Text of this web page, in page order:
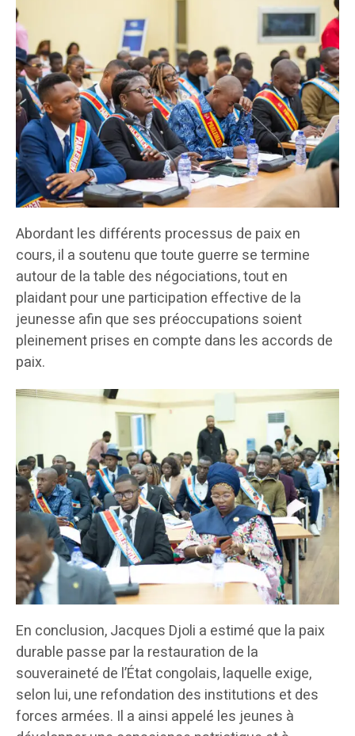
Abordant les différents processus de paix en
cours, il a soutenu que toute guerre se termine
autour de la table des négociations, tout en
plaidant pour une participation effective de la
jeunesse afin que ses préoccupations soient
pleinement prises en compte dans les accords de
paix.
En conclusion, Jacques Djoli a estimé que la paix
durable passe par la restauration de la
souveraineté de l’État congolais, laquelle exige,
selon lui, une refondation des institutions et des
forces armées. Il a ainsi appelé les jeunes à